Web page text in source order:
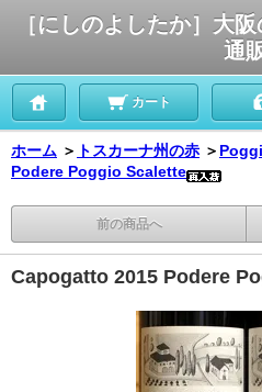
［にしのよしたか］大
通
カート
ホーム ＞ トスカーナ州の赤 ＞
Podere Poggio Scalette
前の商品へ
Capogatto 2015 Podere